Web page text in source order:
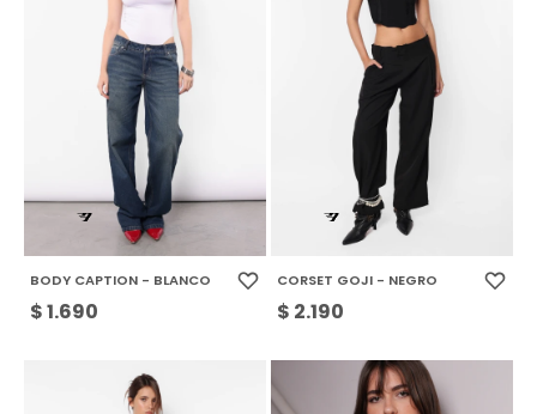
BODY CAPTION - BLANCO
$1.690
CORSET GOJI - NEGRO
$ 2.190